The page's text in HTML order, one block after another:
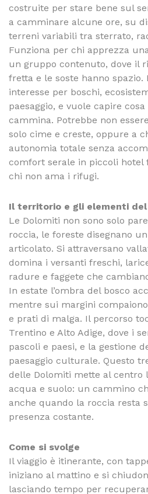
costruite per stare bene sul
a camminare alcune ore, su
terreni variabili tra sterrato,
Funziona per chi apprezza
un gruppo contenuto, dove il
fretta e le soste hanno spazio.
interesse per boschi,
paesaggio, e vuole capire
cammina. Potrebbe non
solo cime e creste, oppure a
autonomia totale senza
comfort serale in piccoli hotel
chi non ama i rifugi.
Il territorio e gli elementi del
Le Dolomiti non sono solo
roccia, le foreste disegnano
articolato. Si attraversano
domina i versanti freschi,
radure e faggete che
In estate l’ombra del bosco
mentre sui margini
e prati di malga. Il percorso
Trentino e Alto Adige, dove i
pascoli e paesi, e la gestione
paesaggio culturale. Questo
delle Dolomiti mette al centro
acqua e suolo: un cammino
anche quando la roccia resta
presenza costante.
Come si svolge
Il viaggio è itinerante, con
iniziano al mattino e si
lasciando tempo per